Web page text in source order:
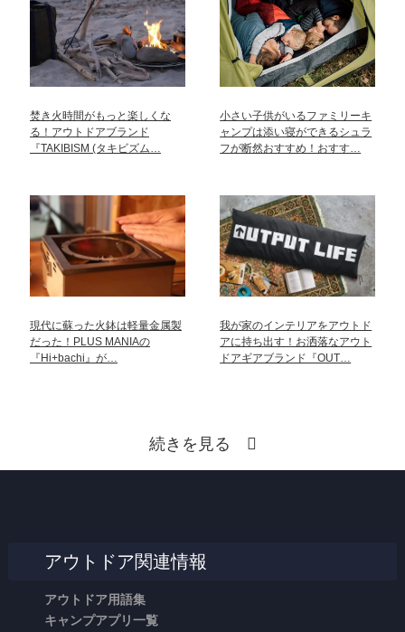
焚き火時間がもっと楽しくな
る！アウトドアブランド
『TAKIBISM (タキビズム…
小さい子供がいるファミリーキ
ャンプは添い寝ができるシュラ
フが断然おすすめ！おすす…
現代に蘇った火鉢は軽量金属製
だった！PLUS MANIAの
『Hi+bachi』が…
我が家のインテリアをアウトド
アに持ち出す！お洒落なアウト
ドアギアブランド『OUT…
続きを見る
アウトドア関連情報
アウトドア用語集
キャンプアプリ一覧